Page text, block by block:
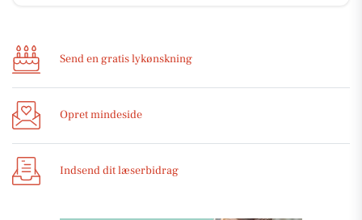
Send en gratis lykønskning
Opret mindeside
Indsend dit læserbidrag